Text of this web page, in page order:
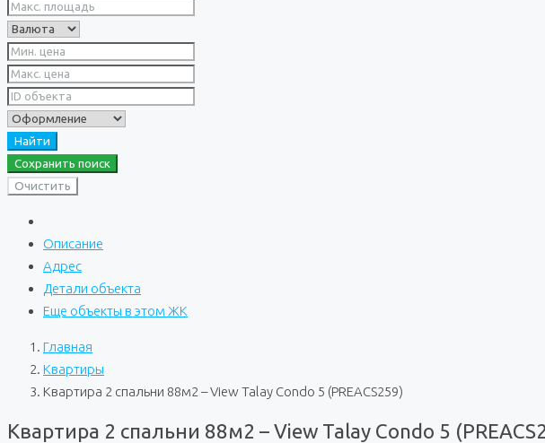
Найти
Сохранить поиск
Очистить
Описание
Адрес
Детали объекта
Еще объекты в этом ЖК
Главная
Квартиры
Квартира 2 спальни 88м2 – View Talay Condo 5 (PREACS259)
Квартира 2 спальни 88м2 – View Talay Condo 5